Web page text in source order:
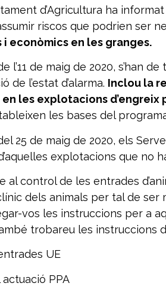
d’Agricultura ha
riscos que podrien ser
i econòmics en les granges.
l’11 de maig de 2020, s’han
de l’estat d’alarma. Inclou la
les explotacions d’engreix
les bases del
25 de maig de 2020, els
explotacions que no
al control de les entrades
dels animals per tal de ser
vos les instruccions per a
trobareu les instruccions
UE
PPA